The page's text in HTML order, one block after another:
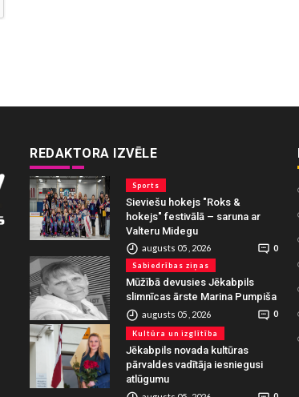
REDAKTORA IZVĒLE
Sports
Sieviešu hokejs "Roks &
hokejs" festivālā – saruna ar
Valteru Midegu
augusts 05 , 2026 0
Sabiedrības ziņas
Mūžībā devusies Jēkabpils
slimnīcas ārste Marina Pumpiša
augusts 05 , 2026 0
Kultūra un izglītība
Jēkabpils novada kultūras
pārvaldes vadītāja iesniegusi
atlūgumu